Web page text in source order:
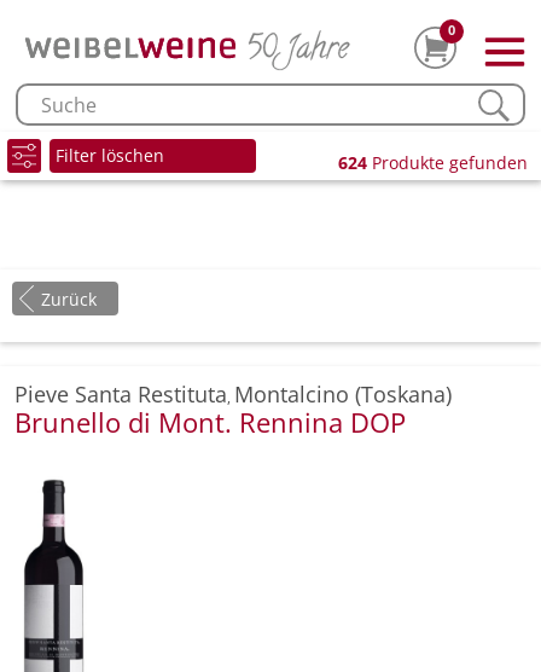
0
Filter löschen 624 Produkte gefunden
Zurück
Pieve Santa Restituta, Montalcino (Toskana)
Brunello di Mont. Rennina DOP